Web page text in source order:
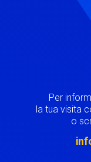
Per
la tua visita
o